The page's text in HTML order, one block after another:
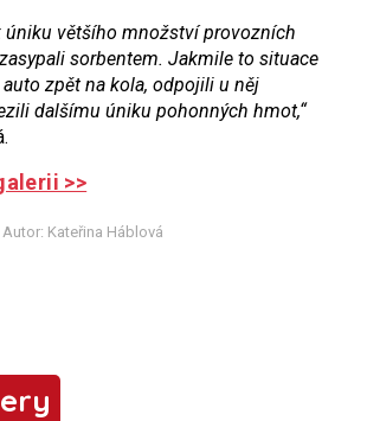
úniku většího množství provozních
sorbentem. Jakmile to situace
zpět na kola, odpojili u něj
dalšímu úniku pohonných hmot,“
>>
Autor: Kateřina Háblová